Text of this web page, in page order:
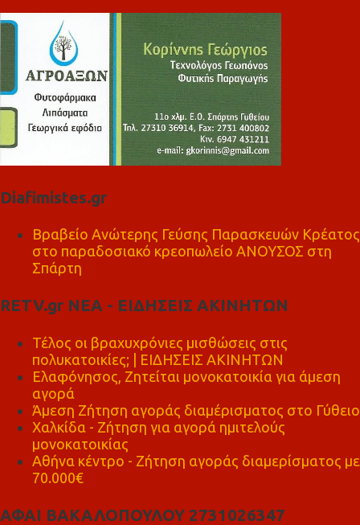
Diafimistes.gr
Βραβείο Ανώτερης Γεύσης Παρασκευών Κρέατος
στο παραδοσιακό κρεοπωλείο ΑΝΟΥΣΟΣ στη
Σπάρτη
RETV.gr ΝΕΑ - ΕΙΔΗΣΕΙΣ ΑΚΙΝΗΤΩΝ
Τέλος οι βραχυχρόνιες μισθώσεις στις
πολυκατοικίες; | ΕΙΔΗΣΕΙΣ ΑΚΙΝΗΤΩΝ
Ελαφόνησος, Ζητείται μονοκατοικία για άμεση
αγορά
Άμεση Ζήτηση αγοράς διαμέρισματος στο Γύθειο
Χαλκίδα - Ζήτηση για αγορά ημιτελούς
μονοκατοικίας
Αθήνα κέντρο - Ζήτηση αγοράς διαμερίσματος με
70.000€
ΑΦΑΙ ΒΑΚΑΛΟΠΟΥΛΟΥ 2731026347